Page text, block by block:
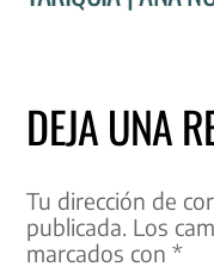
DEJA UNA
Tu dirección de
publicada. Los
marcados con*